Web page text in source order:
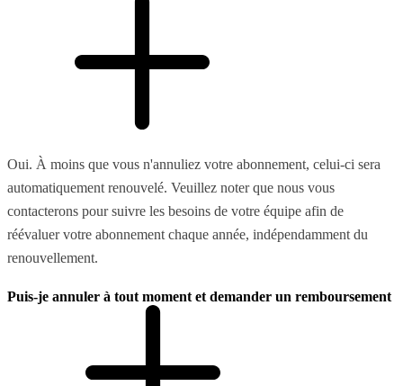
Oui. À moins que vous n'annuliez votre abonnement, celui-ci sera
automatiquement renouvelé. Veuillez noter que nous vous
contacterons pour suivre les besoins de votre équipe afin de
réévaluer votre abonnement chaque année, indépendamment du
renouvellement.
Puis-je annuler à tout moment et demander un remboursement